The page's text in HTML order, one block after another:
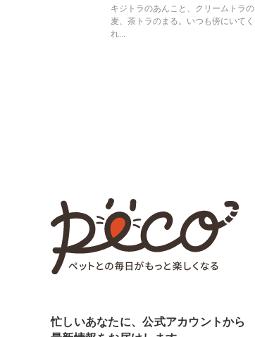
キジトラのあんこと、クリームトラの
麦、茶トラのまる。いつも傍にいてく
れ...
忙しいあなたに、公式アカウントから